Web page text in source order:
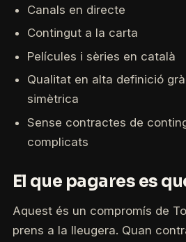
Canals en directe
Contingut a la carta
Películes i sèries en català
Qualitat en alta definició
simètrica
Sense contractes de
complicats
El que pagares es
Aquest és un compromís de
prens a la lleugera. Quan